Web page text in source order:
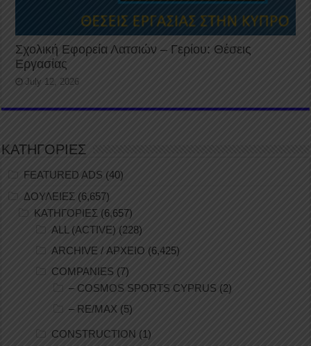
Σχολική Εφορεία Λατσιών – Γερίου: Θέσεις
Εργασίας
July 12, 2026
ΚΑΤΗΓΟΡΙΕΣ
FEATURED ADS (40)
ΔΟΥΛΕΙΕΣ (6,657)
ΚΑΤΗΓΟΡΙΕΣ (6,657)
ALL (ACTIVE) (228)
ARCHIVE / ΑΡΧΕΙΟ (6,425)
COMPANIES (7)
– COSMOS SPORTS CYPRUS (2)
– RE/MAX (5)
CONSTRUCTION (1)